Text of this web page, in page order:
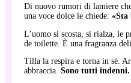
Di nuovo rumori di lamiere
una voce dolce le chiede: «Sta
L’uomo si scosta, si rialza, le
de toilette. È una fragranza
Tilla la respira e torna in sé.
abbraccia. Sono tutti indenni.